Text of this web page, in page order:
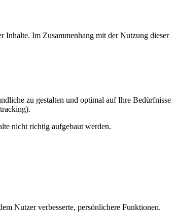
Inhalte. Im Zusammenhang mit der Nutzung dieser
zu gestalten und optimal auf Ihre Bedürfnisse
nicht richtig aufgebaut werden.
Nutzer verbesserte, persönlichere Funktionen.